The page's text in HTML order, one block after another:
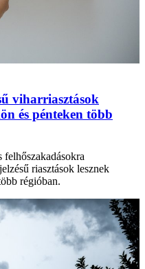
viharriasztások
és pénteken több
felhőszakadásokra
riasztások lesznek
régióban.